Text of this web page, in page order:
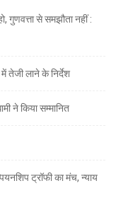
गुणवत्ता से समझौता नहीं :
तेजी लाने के निर्देश
ने किया सम्मानित
ट्रॉफी का मंच, न्याय